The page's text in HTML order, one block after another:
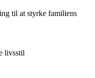
til at styrke familiens
livsstil